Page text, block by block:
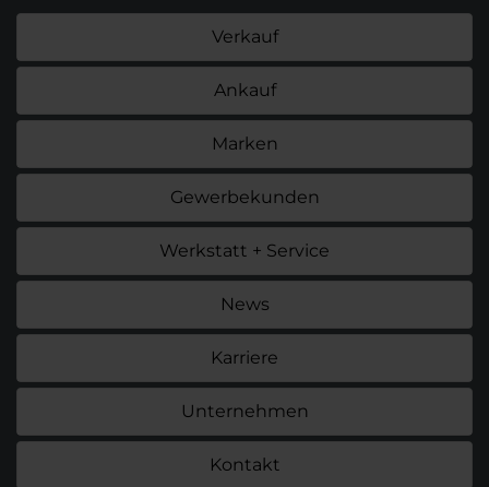
Verkauf
Ankauf
Marken
Gewerbekunden
Werkstatt + Service
News
Karriere
Unternehmen
Kontakt